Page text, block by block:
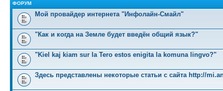
ФОРУМ
Мой провайдер интернета "Инфолайн-Смайл"
"Как и когда на Земле будет введён общий язык?"
"Kiel kaj kiam sur la Tero estos enigita la komuna lingvo?"
Здесь представлены некоторые статьи с сайта http://